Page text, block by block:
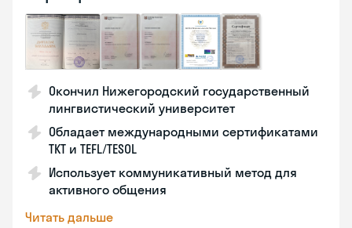
Окончил Нижегородский государственный
лингвистический университет
Обладает международными сертификатами
TKT и TEFL/TESOL
Использует коммуникативный метод для
активного общения
Читать дальше